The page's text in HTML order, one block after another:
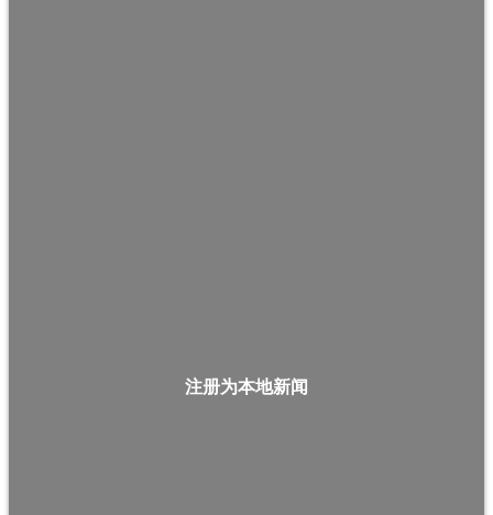
注册为本地新闻